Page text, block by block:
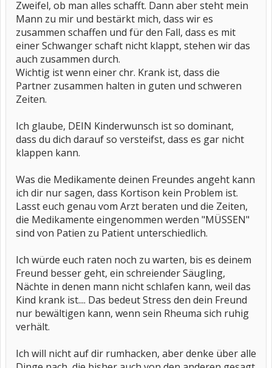
Zweifel, ob man alles schafft. Dann aber steht mein
Mann zu mir und bestärkt mich, dass wir es
zusammen schaffen und für den Fall, dass es mit
einer Schwanger schaft nicht klappt, stehen wir das
auch zusammen durch.
Wichtig ist wenn einer chr. Krank ist, dass die
Partner zusammen halten in guten und schweren
Zeiten.
Ich glaube, DEIN Kinderwunsch ist so dominant,
dass du dich darauf so versteifst, dass es gar nicht
klappen kann.
Was die Medikamente deinen Freundes angeht kann
ich dir nur sagen, dass Kortison kein Problem ist.
Lasst euch genau vom Arzt beraten und die Zeiten,
die Medikamente eingenommen werden "MÜSSEN"
sind von Patien zu Patient unterschiedlich.
Ich würde euch raten noch zu warten, bis es deinem
Freund besser geht, ein schreiender Säugling,
Nächte in denen mann nicht schlafen kann, weil das
Kind krank ist.... Das bedeut Stress den dein Freund
nur bewältigen kann, wenn sein Rheuma sich ruhig
verhält.
Ich will nicht auf dir rumhacken, aber denke über alle